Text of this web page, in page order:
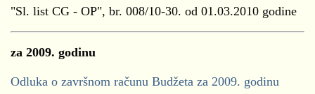
"Sl. list CG - OP", br. 008/10-30. od 01.03.2010 godine
za 2009. godinu
Odluka o završnom računu Budžeta za 2009. godinu